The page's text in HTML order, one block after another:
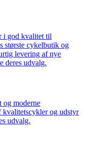
i god kvalitet til
største cykelbutik og
levering af nye
deres udvalg.
og moderne
kvalitetscykler og udstyr
udvalg.